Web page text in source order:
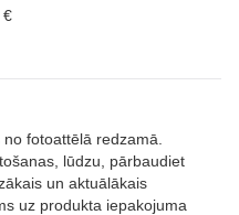
€
fotoattēlā redzamā.
lūdzu, pārbaudiet
un aktuālākais
uz produkta iepakojuma